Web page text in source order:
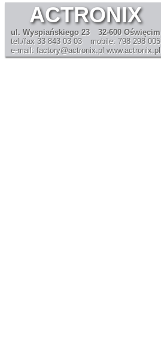
ACTRONIX
ul. Wyspiańskiego 23
tel./fax 33 843 03 03
e-mail: factory@actronix.pl
32-600 Oświęcim
mobile: 798 298 005
www.actronix.pl